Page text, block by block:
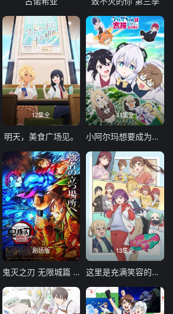
12集全
明天，美食广场见。
11集全
小阿尔玛想要成为家人
剧场版
鬼灭之刃 无限城篇 第一章 猗窝座再袭
13集全
这里是充满笑容的职场。